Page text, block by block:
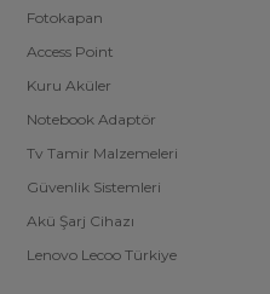
Fotokapan
Access Point
Kuru Aküler
Notebook Adaptör
Tv Tamir Malzemeleri
Güvenlik Sistemleri
Akü Şarj Cihazı
Lenovo Lecoo Türkiye